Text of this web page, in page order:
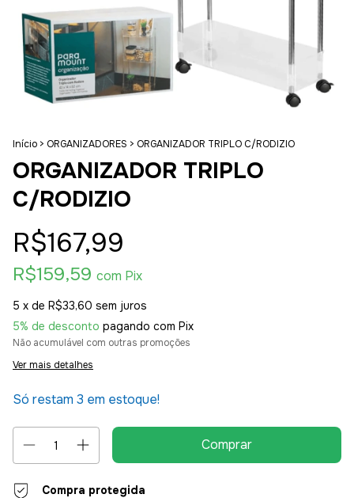
Início > ORGANIZADORES > ORGANIZADOR TRIPLO C/RODIZIO
ORGANIZADOR TRIPLO
C/RODIZIO
R$167,99
R$159,59 com Pix
5 x de R$33,60 sem juros
5% de desconto pagando com Pix
Não acumulável com outras promoções
Ver mais detalhes
Só restam 3 em estoque!
Compra protegida